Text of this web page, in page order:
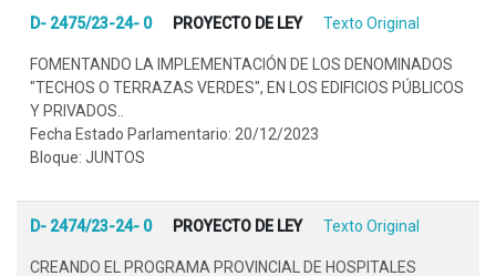
D- 2475/23-24- 0 PROYECTO DE LEY Texto Original
FOMENTANDO LA IMPLEMENTACIÓN DE LOS DENOMINADOS
"TECHOS O TERRAZAS VERDES", EN LOS EDIFICIOS PÚBLICOS
Y PRIVADOS..
Fecha Estado Parlamentario: 20/12/2023
Bloque: JUNTOS
D- 2474/23-24- 0 PROYECTO DE LEY Texto Original
CREANDO EL PROGRAMA PROVINCIAL DE HOSPITALES